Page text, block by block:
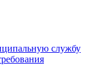
службу